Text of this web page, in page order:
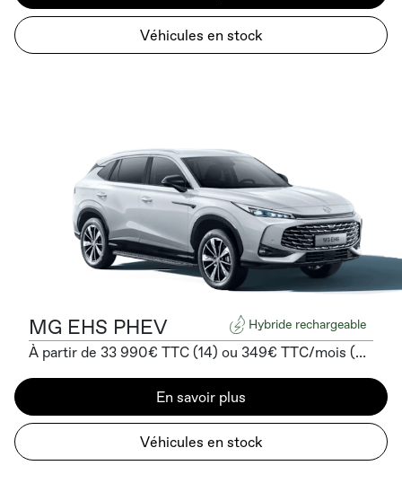
Véhicules en stock
MG EHS PHEV Hybride rechargeable
À partir de 33 990€ TTC (14) ou 349€ TTC/mois (4) sans apport
En savoir plus
Véhicules en stock